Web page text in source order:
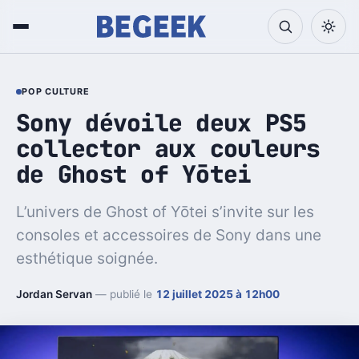
POP CULTURE
Sony dévoile deux PS5
collector aux couleurs
de Ghost of Yōtei
L’univers de Ghost of Yōtei s’invite sur les
consoles et accessoires de Sony dans une
esthétique soignée.
Jordan Servan — publié le 12 juillet 2025 à 12h00